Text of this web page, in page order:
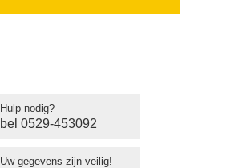
Hulp nodig?
bel 0529-453092
Uw gegevens zijn veilig!